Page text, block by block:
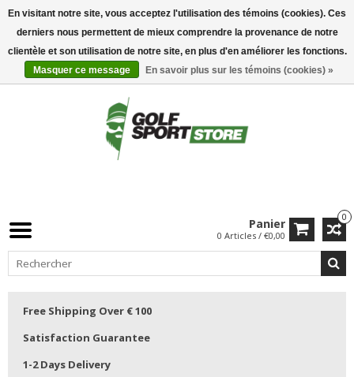
0
Panier
0 Articles / €0,00
Free Shipping Over € 100
Satisfaction Guarantee
1-2 Days Delivery
En visitant notre site, vous acceptez l'utilisation des témoins (cookies). Ces
derniers nous permettent de mieux comprendre la provenance de notre
clientèle et son utilisation de notre site, en plus d'en améliorer les fonctions.
Masquer ce message
En savoir plus sur les témoins (cookies) »